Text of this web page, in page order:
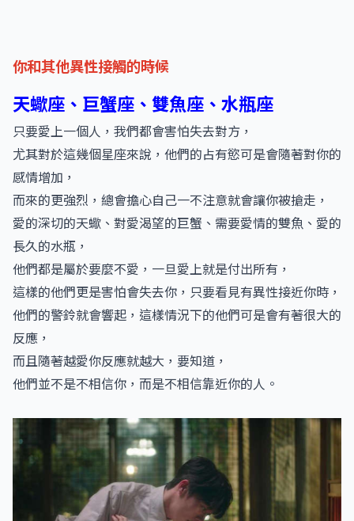
你和其他異性接觸的時候
天蠍座、巨蟹座、雙魚座、水瓶座
只要愛上一個人，我們都會害怕失去對方，
尤其對於這幾個星座來說，他們的占有慾可是會隨著對你的
感情增加，
而來的更強烈，總會擔心自己一不注意就會讓你被搶走，
愛的深切的天蠍、對愛渴望的巨蟹、需要愛情的雙魚、愛的
長久的水瓶，
他們都是屬於要麼不愛，一旦愛上就是付出所有，
這樣的他們更是害怕會失去你，只要看見有異性接近你時，
他們的警鈴就會響起，這樣情況下的他們可是會有著很大的
反應，
而且隨著越愛你反應就越大，要知道，
他們並不是不相信你，而是不相信靠近你的人。